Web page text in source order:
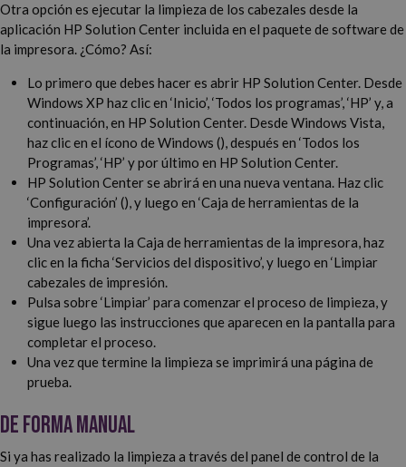
Otra opción es ejecutar la limpieza de los cabezales desde la
aplicación HP Solution Center incluida en el paquete de software de
la impresora. ¿Cómo? Así:
Lo primero que debes hacer es abrir HP Solution Center. Desde
Windows XP haz clic en ‘Inicio’, ‘Todos los programas’, ‘HP’ y, a
continuación, en HP Solution Center. Desde Windows Vista,
haz clic en el ícono de Windows (), después en ‘Todos los
Programas’, ‘HP’ y por último en HP Solution Center.
HP Solution Center se abrirá en una nueva ventana. Haz clic
‘Configuración’ (), y luego en ‘Caja de herramientas de la
impresora’.
Una vez abierta la Caja de herramientas de la impresora, haz
clic en la ficha ‘Servicios del dispositivo’, y luego en ‘Limpiar
cabezales de impresión.
Pulsa sobre ‘Limpiar’ para comenzar el proceso de limpieza, y
sigue luego las instrucciones que aparecen en la pantalla para
completar el proceso.
Una vez que termine la limpieza se imprimirá una página de
prueba.
De forma manual
Si ya has realizado la limpieza a través del panel de control de la